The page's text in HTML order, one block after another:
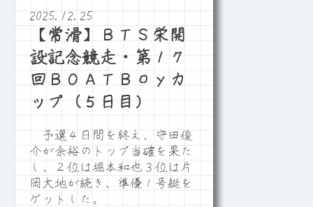
2025.12.25
【常滑】ＢＴＳ栄開
設記念競走・第１７
回ＢＯＡＴＢｏｙカ
ップ（５日目）
予選４日間を終え、守田俊
介が余裕のトップ当確を果た
し、２位は堀本和也３位は片
岡大地が続き、準優１号艇を
ゲットした。